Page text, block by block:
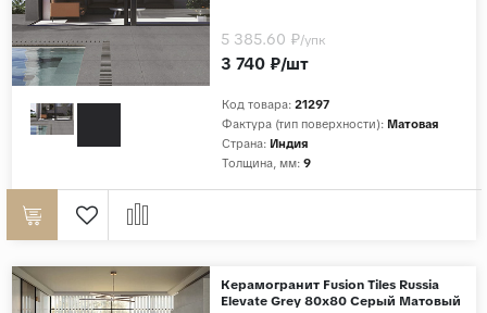
Код товара: 21297
Фактура (тип поверхности): Матовая
Страна: Индия
Толщина, мм: 9
3 740 ₽/шт
5 385.60 ₽/упк
Керамогранит Fusion Tiles Russia
Elevate Grey 80x80 Серый Матовый